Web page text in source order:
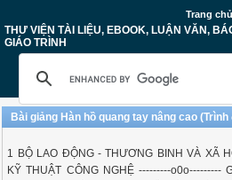
Trang chủ
THƯ VIỆN TÀI LIỆU, EBOOK, LUẬN VĂN,
GIÁO TRÌNH
Bài giảng Hàn hồ quang tay nâng cao (Trình
1 BỘ LAO ĐỘNG - THƯƠNG BINH VÀ XÃ
KỸ THUẬT CÔNG NGHỆ ---------o0o---------